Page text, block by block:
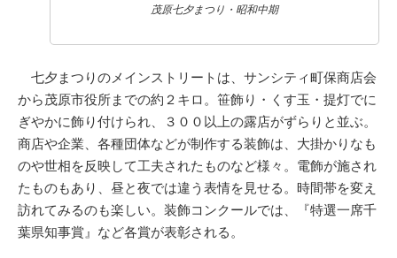
茂原七夕まつり・昭和中期
七夕まつりのメインストリートは、サンシティ町保商店会
から茂原市役所までの約２キロ。笹飾り・くす玉・提灯でに
ぎやかに飾り付けられ、３００以上の露店がずらりと並ぶ。
商店や企業、各種団体などが制作する装飾は、大掛かりなも
のや世相を反映して工夫されたものなど様々。電飾が施され
たものもあり、昼と夜では違う表情を見せる。時間帯を変え
訪れてみるのも楽しい。装飾コンクールでは、『特選一席千
葉県知事賞』など各賞が表彰される。